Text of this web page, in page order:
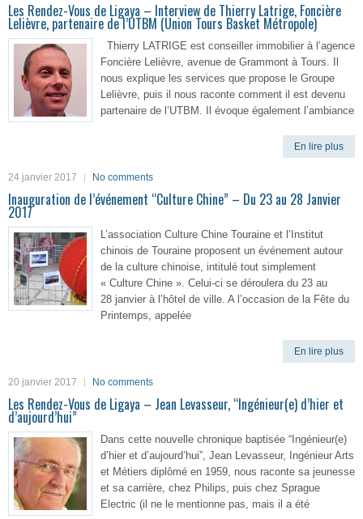
Les Rendez-Vous de Ligaya – Interview de Thierry Latrige, Foncière
Lelièvre, partenaire de l’UTBM (Union Tours Basket Métropole)
Thierry LATRIGE est conseiller immobilier à l’agence
Foncière Lelièvre, avenue de Grammont à Tours. Il
nous explique les services que propose le Groupe
Lelièvre, puis il nous raconte comment il est devenu
partenaire de l’UTBM. Il évoque également l’ambiance
En lire plus
24 janvier 2017 No comments
Inauguration de l’événement “Culture Chine” – Du 23 au 28 Janvier
2017
L’association Culture Chine Touraine et l’Institut
chinois de Touraine proposent un événement autour
de la culture chinoise, intitulé tout simplement
« Culture Chine ». Celui-ci se déroulera du 23 au
28 janvier à l’hôtel de ville. A l’occasion de la Fête du
Printemps, appelée
En lire plus
20 janvier 2017 No comments
Les Rendez-Vous de Ligaya – Jean Levasseur, “Ingénieur(e) d’hier et
d’aujourd’hui”
Dans cette nouvelle chronique baptisée “Ingénieur(e)
d’hier et d’aujourd’hui”, Jean Levasseur, Ingénieur Arts
et Métiers diplômé en 1959, nous raconte sa jeunesse
et sa carrière, chez Philips, puis chez Sprague
Electric (il ne le mentionne pas, mais il a été